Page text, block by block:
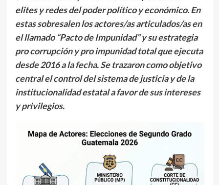
elites y redes del poder político y económico. En
estas sobresalen los actores/as articulados/as en
el llamado “Pacto de Impunidad” y su estrategia
pro corrupción y pro impunidad total que ejecuta
desde 2016 a la fecha. Se trazaron como objetivo
central el control del sistema de justicia y de la
institucionalidad estatal a favor de sus intereses
y privilegios.